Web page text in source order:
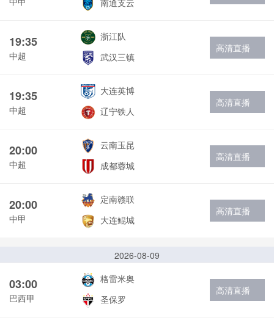
南通支云
19:35
中超
浙江队
武汉三镇
高清直播
19:35
中超
大连英博
辽宁铁人
高清直播
20:00
中超
云南玉昆
成都蓉城
高清直播
20:00
中甲
定南赣联
大连鲲城
高清直播
2026-08-09
03:00
巴西甲
格雷米奥
圣保罗
高清直播